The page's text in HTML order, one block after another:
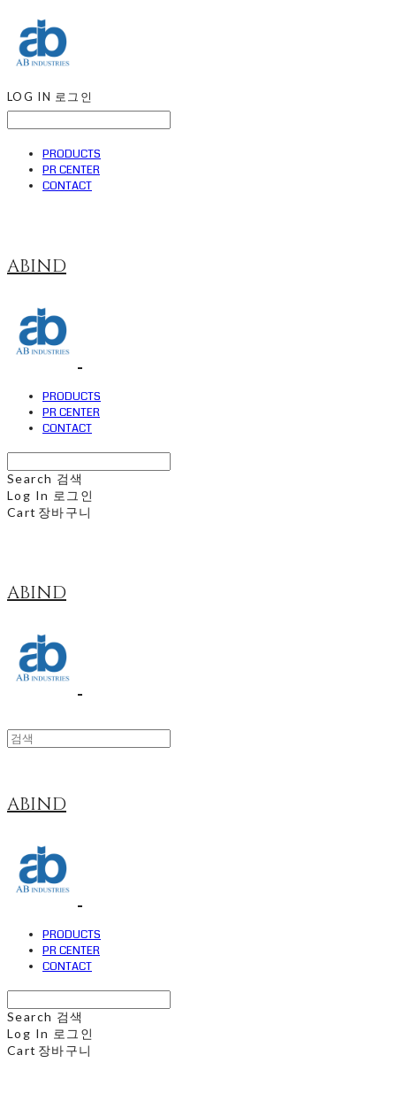
LOG IN 로그인
PRODUCTS
PR CENTER
CONTACT
ABIND
PRODUCTS
PR CENTER
CONTACT
Search 검색
Log In 로그인
Cart 장바구니
ABIND
ABIND
PRODUCTS
PR CENTER
CONTACT
Search 검색
Log In 로그인
Cart 장바구니